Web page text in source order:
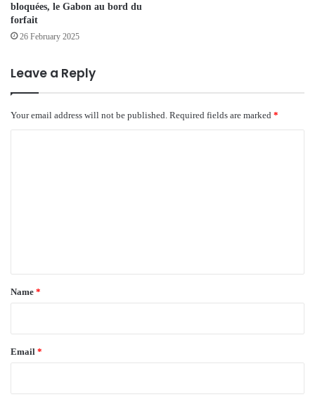
bloquées, le Gabon au bord du
forfait
26 February 2025
Leave a Reply
Your email address will not be published. Required fields are marked *
*
Name *
Email *